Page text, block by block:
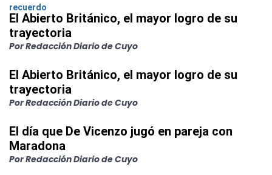
recuerdo
El Abierto Británico, el mayor logro de su
trayectoria
Por Redacción Diario de Cuyo
El Abierto Británico, el mayor logro de su
trayectoria
Por Redacción Diario de Cuyo
El día que De Vicenzo jugó en pareja con
Maradona
Por Redacción Diario de Cuyo